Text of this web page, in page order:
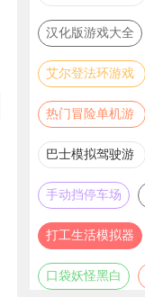
游戏合集
汉化版游戏大全
艾尔登法环游戏
辅助合集
热门冒险单机游
戏合集
巴士模拟驾驶游
戏合集
手动挡停车场
打工生活模拟器
口袋妖怪黑白